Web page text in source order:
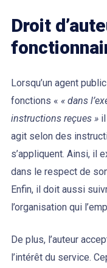
Droit
Lorsqu’un agent
fonctions « « dans
instructions reçues »il
agit selon des
s’appliquent. Ainsi, il
dans le respect de
Enfin, il doit aussi
l’organisation qui
De plus, l’auteur
l’intérêt du service.